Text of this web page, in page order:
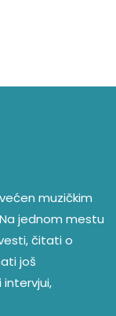
muzičkim
jednom mestu
čitati o
još